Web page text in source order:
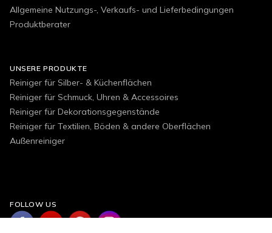
Allgemeine Nutzungs-, Verkaufs- und Lieferbedingungen
Produktberater
UNSERE PRODUKTE
Reiniger für Silber- & Küchenflächen
Reiniger für Schmuck, Uhren & Accessoires
Reiniger für Dekorationsgegenstände
Reiniger für Textilien, Böden & andere Oberflächen
Außenreiniger
FOLLOW US